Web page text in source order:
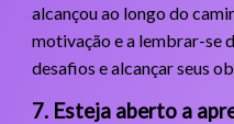
alcançou ao longo do
motivação e a lembrar-se
desafios e alcançar seus
7. Esteja aberto a